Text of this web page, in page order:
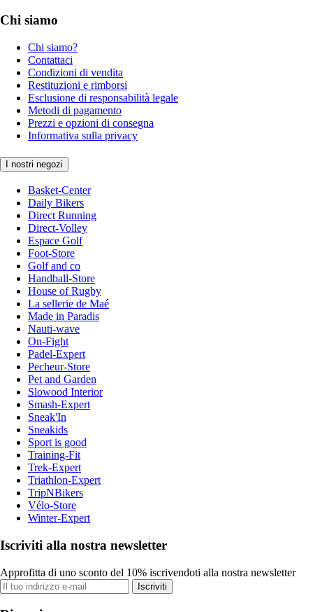
Chi siamo
Chi siamo?
Contattaci
Condizioni di vendita
Restituzioni e rimborsi
Esclusione di responsabilità legale
Metodi di pagamento
Prezzi e opzioni di consegna
Informativa sulla privacy
I nostri negozi
Basket-Center
Daily Bikers
Direct Running
Direct-Volley
Espace Golf
Foot-Store
Golf and co
Handball-Store
House of Rugby
La sellerie de Maé
Made in Paradis
Nauti-wave
On-Fight
Padel-Expert
Pecheur-Store
Pet and Garden
Slowood Interior
Smash-Expert
Sneak'In
Sneakids
Sport is good
Training-Fit
Trek-Expert
Triathlon-Expert
TripNBikers
Vélo-Store
Winter-Expert
Iscriviti alla nostra newsletter
Approfitta di uno sconto del 10% iscrivendoti alla nostra newsletter
Iscriviti